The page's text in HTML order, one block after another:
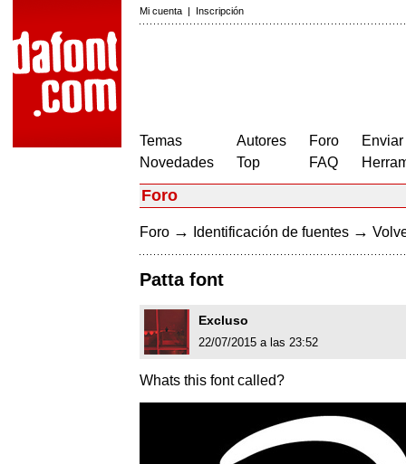
Mi cuenta | Inscripción
Temas
Novedades
Autores
Top
Foro
FAQ
Foro
Foro → Identificación de fuentes →
Patta font
Excluso
22/07/2015 a las 23:52
Whats this font called?